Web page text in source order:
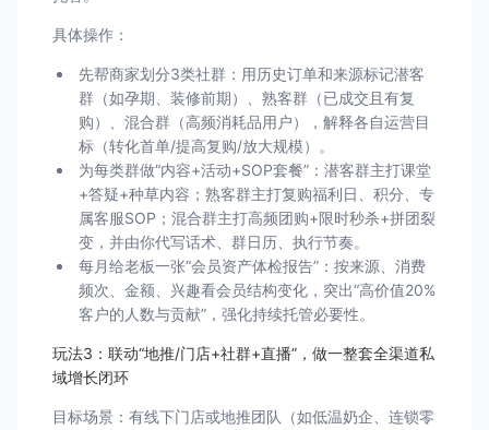
具体操作：
先帮商家划分3类社群：用历史订单和来源标记潜客
群（如孕期、装修前期）、熟客群（已成交且有复
购）、混合群（高频消耗品用户），解释各自运营目
标（转化首单/提高复购/放大规模）。
为每类群做“内容+活动+SOP套餐”：潜客群主打课堂
+答疑+种草内容；熟客群主打复购福利日、积分、专
属客服SOP；混合群主打高频团购+限时秒杀+拼团裂
变，并由你代写话术、群日历、执行节奏。
每月给老板一张“会员资产体检报告”：按来源、消费
频次、金额、兴趣看会员结构变化，突出“高价值20%
客户的人数与贡献”，强化持续托管必要性。
玩法3：联动“地推/门店+社群+直播”，做一整套全渠道私
域增长闭环
目标场景：有线下门店或地推团队（如低温奶企、连锁零